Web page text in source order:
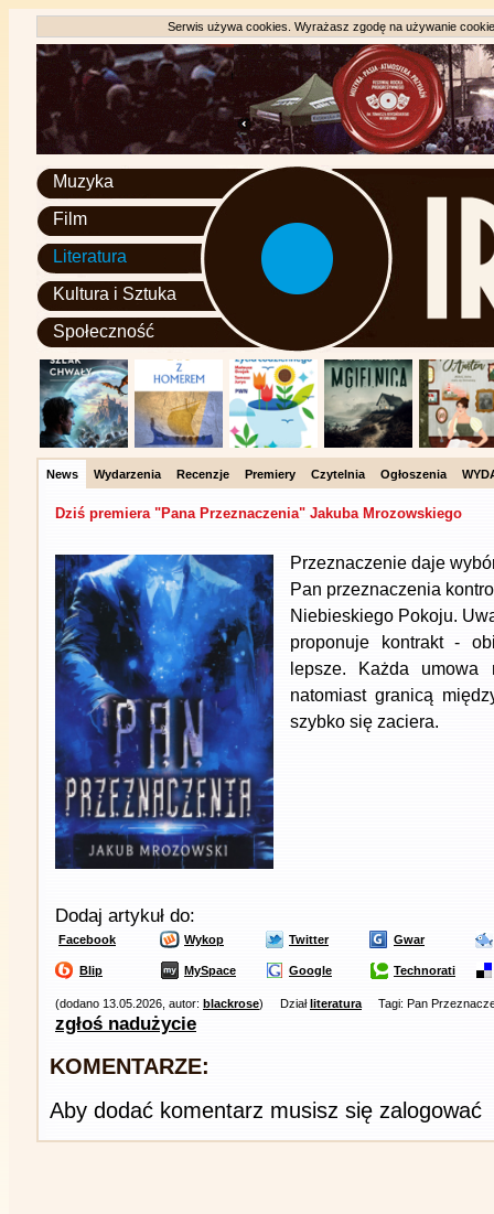
Serwis używa cookies. Wyrażasz zgodę na używanie
Muzyka
Film
Literatura
Kultura i Sztuka
Społeczność
News Wydarzenia Recenzje Premiery Czytelnia Ogłoszenia
Dziś premiera "Pana Przeznaczenia" Jakuba Mrozowskiego
Przeznaczenie daje
Pan przeznaczenia
Niebieskiego Pokoju.
proponuje kontrakt -
lepsze. Każda
natomiast granicą
szybko się zaciera.
Dodaj artykuł do:
Facebook Wykop Twitter Gwar
Blip MySpace Google Technorati
(dodano 13.05.2026, autor: blackrose) Działliteratura Tagi: Pan
zgłoś nadużycie
KOMENTARZE:
Aby dodać komentarz musisz się zalogować